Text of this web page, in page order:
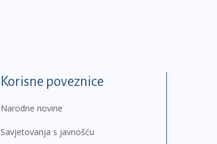
Korisne poveznice
Narodne novine
Savjetovanja s javnošću